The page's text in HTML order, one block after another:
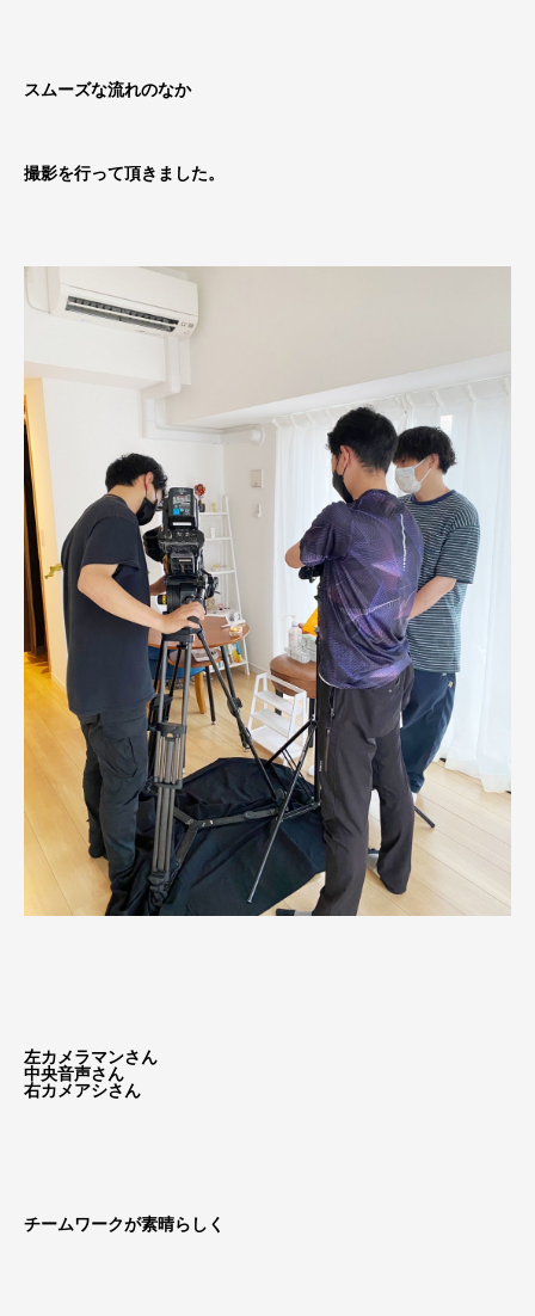
スムーズな流れのなか
撮影を行って頂きました。
左カメラマンさん
中央音声さん
右カメアシさん
チームワークが素晴らしく